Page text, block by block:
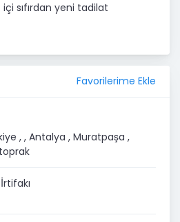
sıfırdan yeni tadilat
Favorilerime Ekle
,, Antalya , Muratpaşa ,